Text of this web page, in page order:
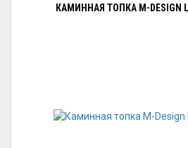
КАМИННАЯ ТОПКА M-DESIGN